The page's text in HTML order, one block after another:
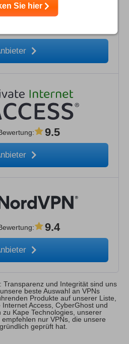
: 9.5
: 9.4
Transparenz und Integrität sind uns
beste Auswahl an VPNs
Produkte auf unserer Liste,
Access, CyberGhost und
zu Kape Technologies, unserer
nur VPNs, die unsere
geprüft hat.
Sie hier